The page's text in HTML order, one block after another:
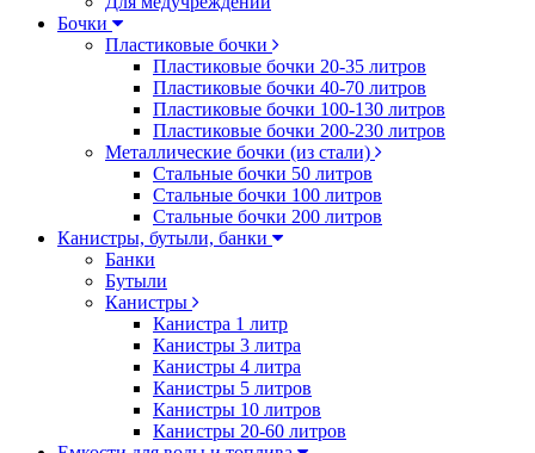
Бочки
Пластиковые бочки
Пластиковые бочки 20-35 литров
Пластиковые бочки 40-70 литров
Пластиковые бочки 100-130 литров
Пластиковые бочки 200-230 литров
Металлические бочки (из стали)
Стальные бочки 50 литров
Стальные бочки 100 литров
Стальные бочки 200 литров
Канистры, бутыли, банки
Банки
Бутыли
Канистры
Канистра 1 литр
Канистры 3 литра
Канистры 4 литра
Канистры 5 литров
Канистры 10 литров
Канистры 20-60 литров